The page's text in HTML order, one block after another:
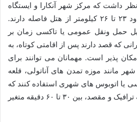
نظر داشت که مرکز شهر آنکارا و ایستگاه
مرکزی راه آهن آنکارا حدود ۲۳ تا ۲۶ کیلومتر از هتل فاصله دارند.
حمل ونقل عمومی یا تاکسی زمان بر
که قصد دارند پس از اقامتی کوتاه، به
پذیر است. مهمانان می توانند برای
مانند موزه تمدن های آناتولی، قلعه
یا اتوبوس های شهری استفاده کنند که
زمان تقریبی سفر بسته به ترافیک و مقصد، بین ۳۰ تا ۶۰ دقیقه متغیر